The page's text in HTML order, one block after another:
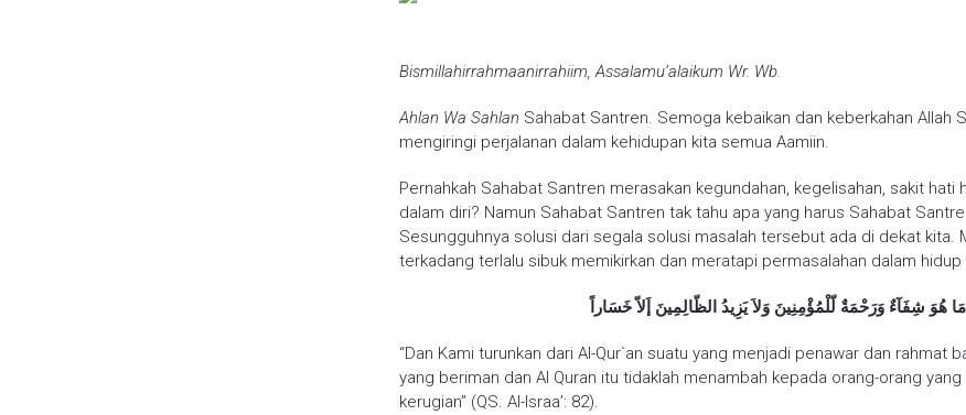
Bismillahirrahmaanirrahiim, Assalamu’alaikum Wr. Wb.
Ahlan Wa Sahlan Sahabat Santren. Semoga kebaikan dan keberkahan Allah
mengiringi perjalanan dalam kehidupan kita semua Aamiin.
Pernahkah Sahabat Santren merasakan kegundahan, kegelisahan, sakit hati
dalam diri? Namun Sahabat Santren tak tahu apa yang harus Sahabat
Sesungguhnya solusi dari segala solusi masalah tersebut ada di dekat kita.
terkadang terlalu sibuk memikirkan dan meratapi permasalahan dalam hidup
ﻫُﻮَ ﺷِﻔَﺂﺀٌ ﻭَﺭَﺣْﻤَﺔٌ ﻟّﻠْﻤُﺆْﻣِﻨِﻴﻦَ ﻭَﻻَ ﻳَﺰِﻳﺪُ ﺍﻟﻈّﺎﻟِﻤِﻴﻦَ ﺇَﻻّ ﺧَﺴَﺎﺭﺍً
“Dan Kami turunkan dari Al-Qur`an suatu yang menjadi penawar dan rahmat
yang beriman dan Al Quran itu tidaklah menambah kepada orang-orang yang
kerugian” (QS. Al-Israa’: 82).